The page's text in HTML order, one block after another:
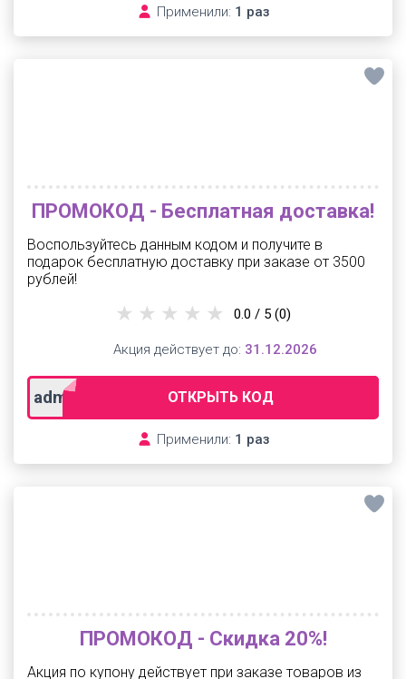
Применили: 1 раз
ПРОМОКОД - Бесплатная доставка!
Воспользуйтесь данным кодом и получите в
подарок бесплатную доставку при заказе от 3500
рублей!
admtula ОТКРЫТЬ КОД
Применили: 1 раз
0.0 / 5 (0)
Акция действует до: 31.12.2026
ПРОМОКОД - Скидка 20%!
Акция по купону действует при заказе товаров из